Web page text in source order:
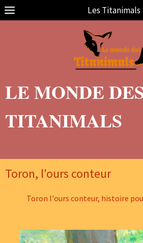
Les Titanimals
LE MONDE
TITANIMALS
Toron, l'ours conteur
Toron l'ours conteur, histoire